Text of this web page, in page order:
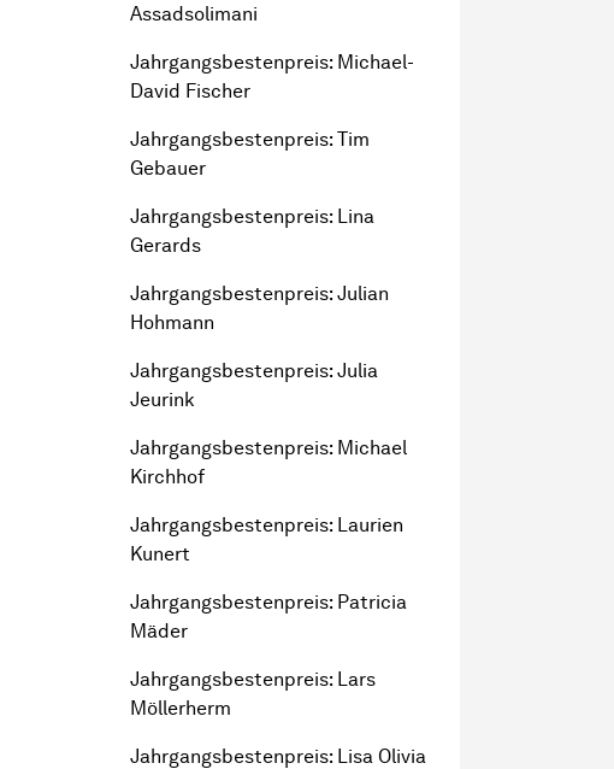
Assadsolimani
Jahr­gangs­besten­preis: Michael-
David Fischer
Jahr­gangs­besten­preis: Tim
Gebauer
Jahr­gangs­besten­preis: Lina
Gerards
Jahr­gangs­besten­preis: Julian
Hohmann
Jahr­gangs­besten­preis: Julia
Jeurink
Jahr­gangs­besten­preis: Michael
Kirchhof
Jahr­gangs­besten­preis: Laurien
Kunert
Jahr­gangs­besten­preis: Patricia
Mäder
Jahr­gangs­besten­preis: Lars
Möllerherm
Jahr­gangs­besten­preis: Lisa Olivia